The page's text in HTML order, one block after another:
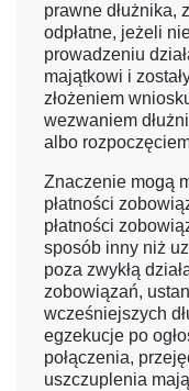
prawne dłużnika,
odpłatne, jeżeli
prowadzeniu
majątkowi i
złożeniem
wezwaniem
albo
Znaczenie mogą
płatności
płatności
sposób inny niż
poza zwykłą
zobowiązań,
wcześniejszych
egzekucje po
połączenia,
uszczuplenia